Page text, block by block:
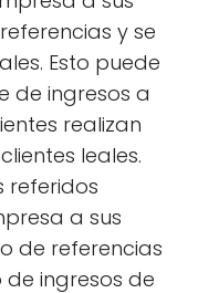
y se
Esto puede
de ingresos a
realizan
leales.
referidos
a sus
de referencias
ingresos de